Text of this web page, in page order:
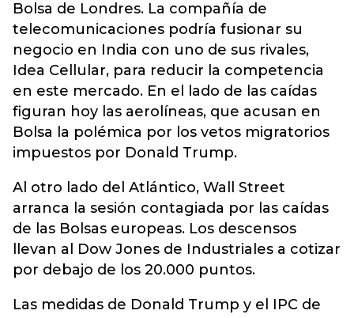
Bolsa de Londres. La compañía de
telecomunicaciones podría fusionar su
negocio en India con uno de sus rivales,
Idea Cellular, para reducir la competencia
en este mercado. En el lado de las caídas
figuran hoy las aerolíneas, que acusan en
Bolsa la polémica por los vetos migratorios
impuestos por Donald Trump.
Al otro lado del Atlántico, Wall Street
arranca la sesión contagiada por las caídas
de las Bolsas europeas. Los descensos
llevan al Dow Jones de Industriales a cotizar
por debajo de los 20.000 puntos.
Las medidas de Donald Trump y el IPC de